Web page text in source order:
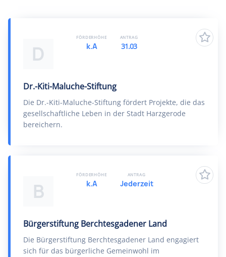
D
Dr.-Kiti-Maluche-Stiftung
Die Dr.-Kiti-Maluche-Stiftung fördert Projekte, die das
gesellschaftliche Leben in der Stadt Harzgerode
bereichern.
FÖRDERHÖHE
k.A
ANTRAG
31.03
B
Bürgerstiftung Berchtesgadener Land
Die Bürgerstiftung Berchtesgadener Land engagiert
sich für das bürgerliche Gemeinwohl im
FÖRDERHÖHE
k.A
ANTRAG
Jederzeit